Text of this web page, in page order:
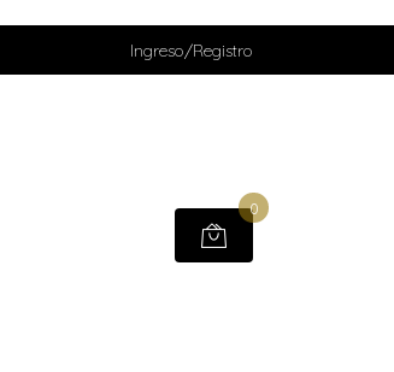
Ingreso/Registro
0